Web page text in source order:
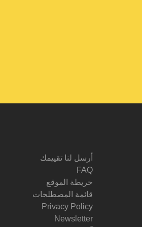
أرسل لنا تقييمك
FAQ
خريطة الموقع
قائمة المصطلحات
Privacy Policy
Newsletter